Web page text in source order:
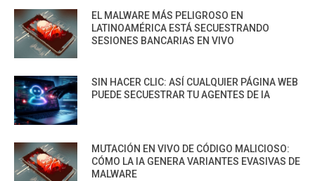
EL MALWARE MÁS PELIGROSO EN
LATINOAMÉRICA ESTÁ SECUESTRANDO
SESIONES BANCARIAS EN VIVO
SIN HACER CLIC: ASÍ CUALQUIER PÁGINA WEB
PUEDE SECUESTRAR TU AGENTES DE IA
MUTACIÓN EN VIVO DE CÓDIGO MALICIOSO:
CÓMO LA IA GENERA VARIANTES EVASIVAS DE
MALWARE